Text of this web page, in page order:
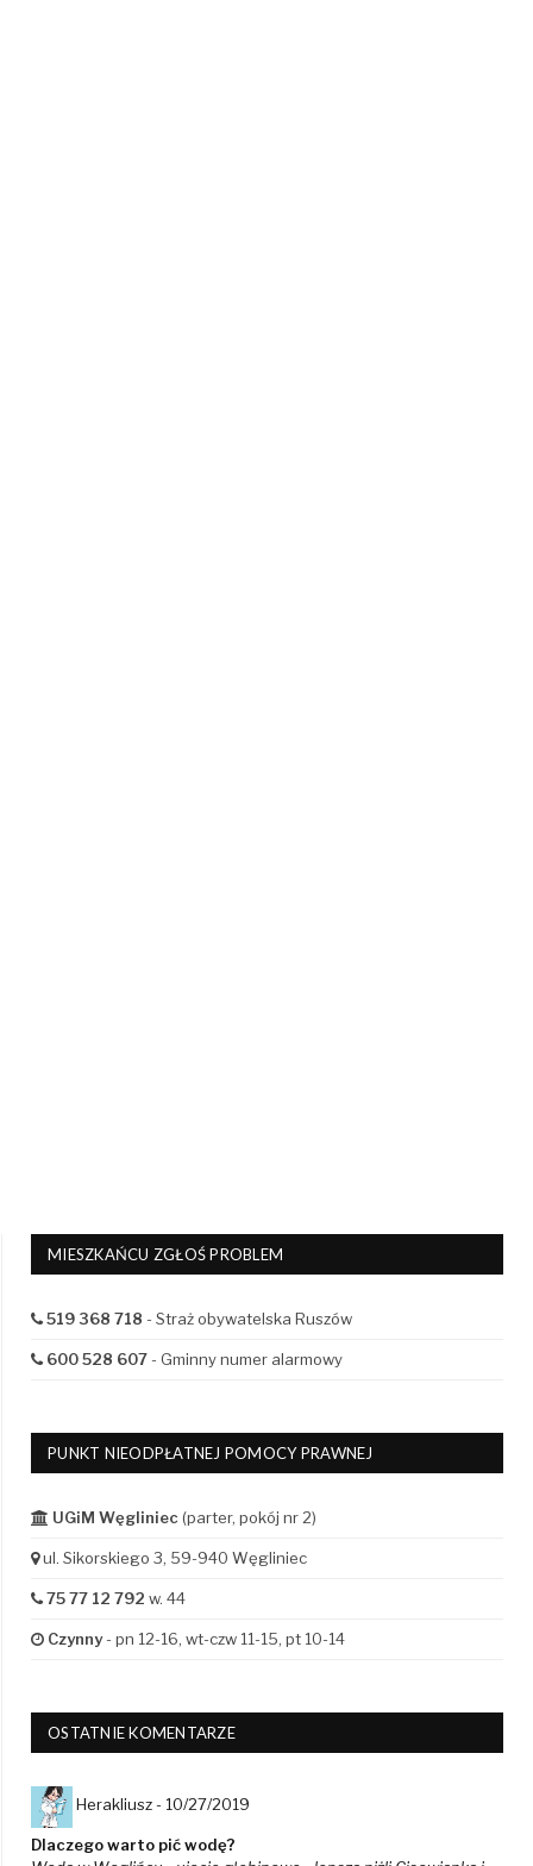
MIESZKAŃCU ZGŁOŚ PROBLEM
519 368 718 - Straż obywatelska Ruszów
600 528 607- Gminny numer alarmowy
PUNKT NIEODPŁATNEJ POMOCY PRAWNEJ
UGiM Węgliniec (parter, pokój nr 2)
ul. Sikorskiego 3, 59-940 Węgliniec
75 77 12 792 w. 44
Czynny- pn 12-16, wt-czw 11-15, pt 10-14
OSTATNIE KOMENTARZE
Herakliusz - 10/27/2019
Dlaczego warto pić wodę?